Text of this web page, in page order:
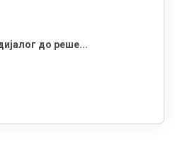
до реше...